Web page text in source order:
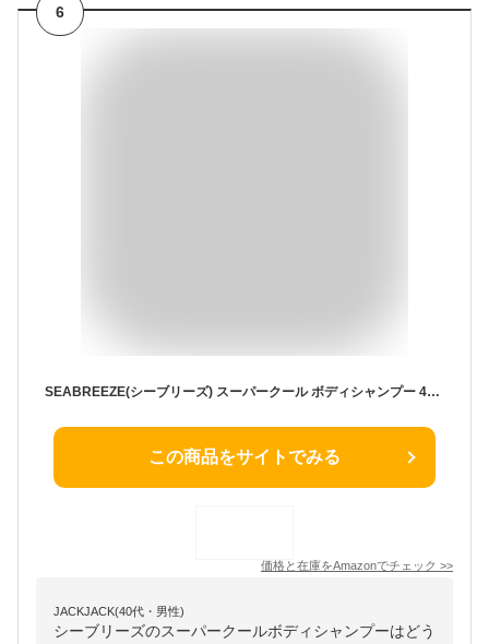
6
SEABREEZE(シーブリーズ) スーパークール ボディシャンプー 490mL
この商品をサイトでみる
価格と在庫をAmazonでチェック >>
JACKJACK(40代・男性)
シーブリーズのスーパークールボディシャンプーはどう